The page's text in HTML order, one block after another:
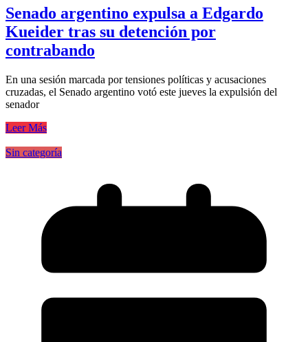
Senado argentino expulsa a Edgardo
Kueider tras su detención por
contrabando
En una sesión marcada por tensiones políticas y acusaciones
cruzadas, el Senado argentino votó este jueves la expulsión del
senador
Leer Más
Sin categoría